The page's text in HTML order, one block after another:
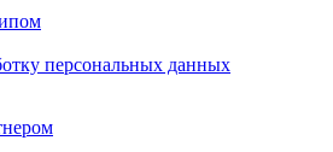
персональных данных